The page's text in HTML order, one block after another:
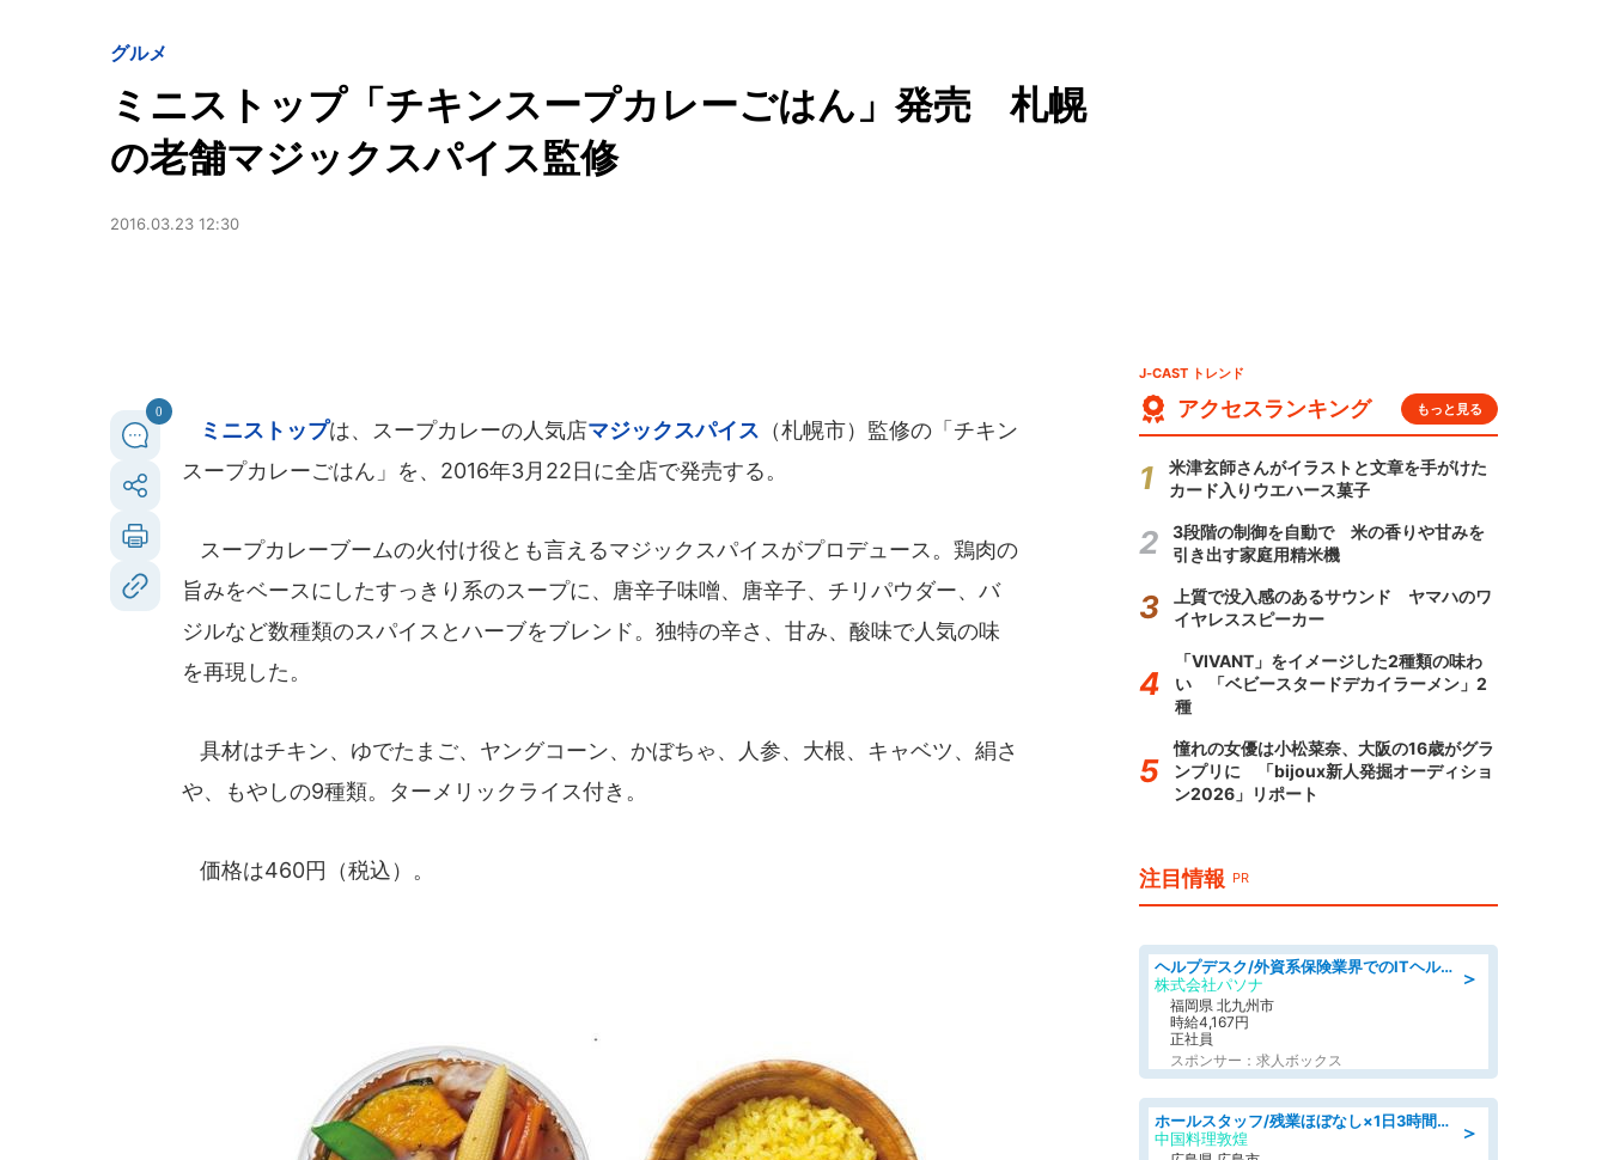
グルメ
ミニストップ「チキンスープカレーごはん」発売 札幌
の老舗マジックスパイス監修
2016.03.23 12:30
0
ミニストップは、スープカレーの人気店マジックスパイス （札幌市）監修の「チキン
スープカレーごはん」を、2016年3月22日に全店で発売する。
スープカレーブームの火付け役とも言えるマジックスパイスがプロデュース。鶏肉の
旨みをベースにしたすっきり系のスープに、唐辛子味噌、唐辛子、チリパウダー、バ
ジルなど数種類のスパイスとハーブをブレンド。独特の辛さ、甘み、酸味で人気の味
を再現した。
具材はチキン、ゆでたまご、ヤングコーン、かぼちゃ、人参、大根、キャベツ、絹さ
や、もやしの9種類。ターメリックライス付き。
価格は460円（税込）。
J-CAST トレンド
アクセスランキング もっと見る
米津玄師さんがイラストと文章を手がけた
カード入りウエハース菓子
3段階の制御を自動で 米の香りや甘みを
引き出す家庭用精米機
上質で没入感のあるサウンド ヤマハのワ
イヤレススピーカー
「VIVANT」をイメージした2種類の味わ
い 「ベビースタードデカイラーメン」2
種
憧れの女優は小松菜奈、大阪の16歳がグラ
ンプリに 「bijoux新人発掘オーディショ
ン2026」リポート
注目情報 PR
＞
ヘルプデスク/外資系保険業界でのITヘルプデスク業務/駅近/即日勤務可/ヘルプデスク
株式会社パソナ
福岡県 北九州市
時給4,167円
正社員
スポンサー：求人ボックス
＞
ホールスタッフ/残業ほぼなし×1日3時間〜勤務OK!フォロー体制も充実/広島県/広島市南区
中国料理敦煌